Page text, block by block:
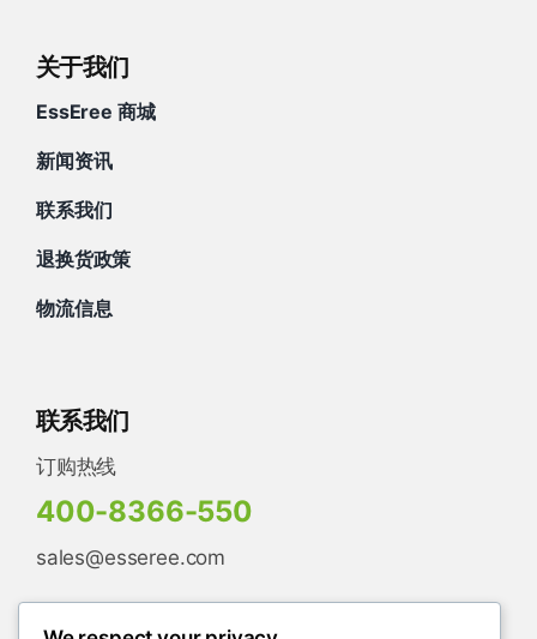
关于我们
EssEree 商城
新闻资讯
联系我们
退换货政策
物流信息
联系我们
订购热线
400-8366-550
sales@esseree.com